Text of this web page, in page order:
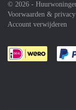
© 2026 -
Voorwaarden & privacy
Account verwijderen